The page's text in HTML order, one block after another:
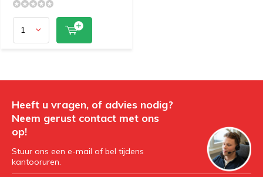
Heeft u vragen, of advies nodig?
Neem gerust contact met ons
op!
Stuur ons een e-mail of bel tijdens
kantooruren.